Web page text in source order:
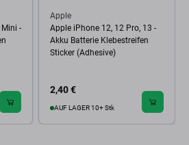
-
Apple
Apple iPhone 12, 12 Pro, 13 -
Akku Batterie Klebestreifen
Sticker (Adhesive)
2,40 €
AUF LAGER 10+ Stk